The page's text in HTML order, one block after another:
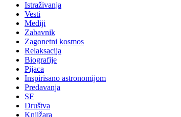
Istraživanja
Vesti
Mediji
Zabavnik
Zagonetni kosmos
Relaksacija
Biografije
Pijaca
Inspirisano astronomijom
Predavanja
SF
Društva
Knjižara